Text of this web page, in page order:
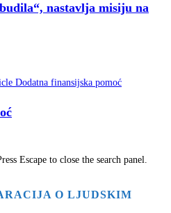
nastavlja misiju na
Escape to close the search panel.
O LJUDSKIM